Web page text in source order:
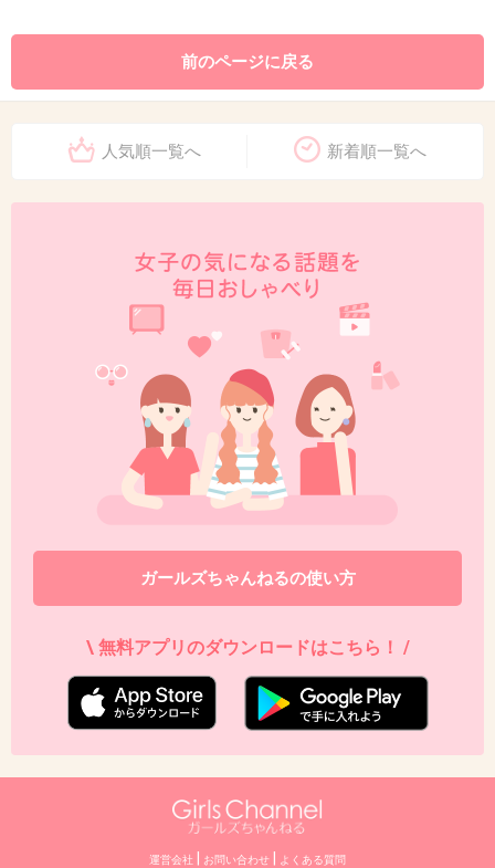
前のページに戻る
人気順一覧へ 新着順一覧へ
ガールズちゃんねるの使い方
\ 無料アプリのダウンロードはこちら！ /
運営会社 お問い合わせ よくある質問